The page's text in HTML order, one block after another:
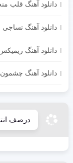
دانلود آهنگ قلب
دانلود آهنگ نساجی
دانلود آهنگ ریمیکس ۲۰۲۲ با صدای مجید
دانلود آهنگ
درصف